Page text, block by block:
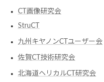
CT画像研究会
StruCT
九州キヤノンCTユーザー会
佐賀CT技術研究会
北海道ヘリカルCT研究会